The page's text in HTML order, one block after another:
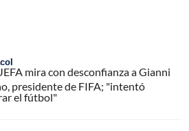
mira con desconfianza a Gianni
presidente de FIFA; "intentó
el fútbol"